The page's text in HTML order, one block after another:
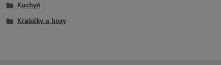
Kuchyň
Krabičky a boxy